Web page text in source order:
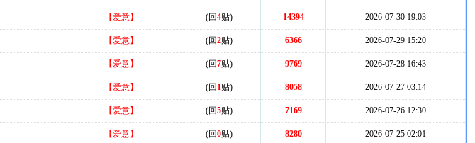
【爱意】 (回4贴) 14394 2026-07-30 19:03
【爱意】 (回2贴) 6366 2026-07-29 15:20
【爱意】 (回7贴) 9769 2026-07-28 16:43
【爱意】 (回 1贴) 8058 2026-07-27 03:14
【爱意】 (回5贴) 7169 2026-07-26 12:30
【爱意】 (回0贴) 8280 2026-07-25 02:01